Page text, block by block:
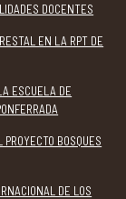
DOCENTES
EN LA RPT DE
ESCUELA DE
BOSQUES
DE LOS